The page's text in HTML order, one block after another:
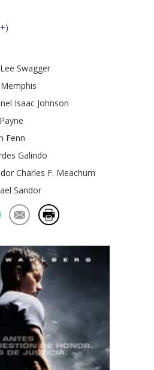
+)
Swagger
Isaac Johnson
Fenn
Galindo
Charles F. Meachum
Sandor